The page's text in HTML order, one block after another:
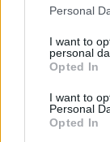
Personal
I want to
personal
Opted In
I want to
Personal
Opted In